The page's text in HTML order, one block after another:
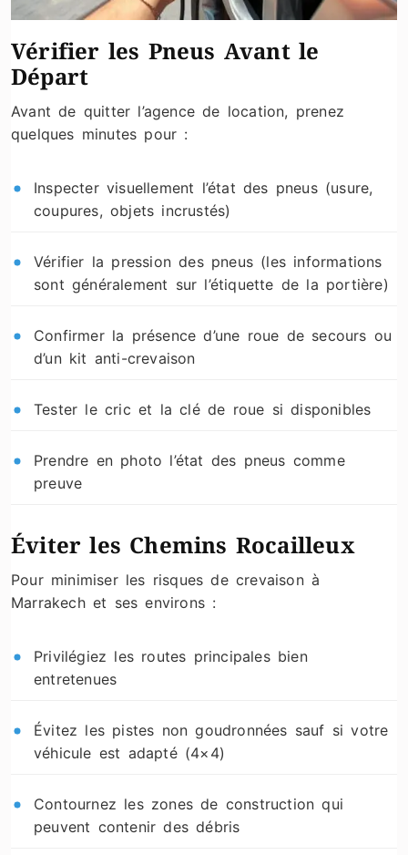
Vérifier les Pneus Avant le
Départ
Avant de quitter l’agence de location, prenez
quelques minutes pour :
Inspecter visuellement l’état des pneus (usure,
coupures, objets incrustés)
Vérifier la pression des pneus (les informations
sont généralement sur l’étiquette de la portière)
Confirmer la présence d’une roue de secours ou
d’un kit anti-crevaison
Tester le cric et la clé de roue si disponibles
Prendre en photo l’état des pneus comme
preuve
Éviter les Chemins Rocailleux
Pour minimiser les risques de crevaison à
Marrakech et ses environs :
Privilégiez les routes principales bien
entretenues
Évitez les pistes non goudronnées sauf si votre
véhicule est adapté (4×4)
Contournez les zones de construction qui
peuvent contenir des débris